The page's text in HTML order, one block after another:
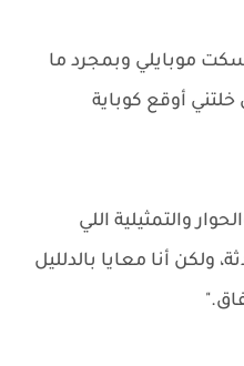
موبايلي وبمجرد ما
أوقع كوباية
والتمثيلية اللي
ولكن أنا معايا بالدلليل